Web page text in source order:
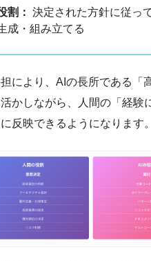
割： 決定された方針に従っ
成・組み立てる
により、AIの長所である「
かしながら、人間の「経験
反映できるようになります。